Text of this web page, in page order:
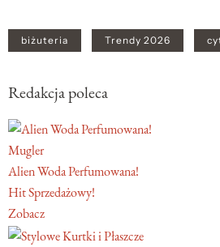
biżuteria Trendy 2026
Redakcja poleca
Mugler
Alien Woda Perfumowana!
Hit Sprzedażowy!
Zobacz